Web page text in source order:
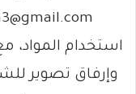
استخدام
وإرفاق تصوير